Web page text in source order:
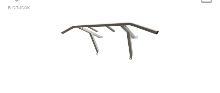
в список